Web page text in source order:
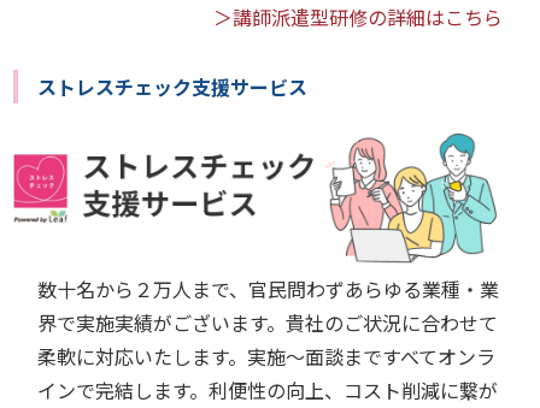
＞講師派遣型研修の詳細はこちら
ストレスチェック支援サービス
数十名から２万人まで、官民問わずあらゆる業種・業
界で実施実績がございます。貴社のご状況に合わせて
柔軟に対応いたします。実施～面談まですべてオンラ
インで完結します。利便性の向上、コスト削減に繋が